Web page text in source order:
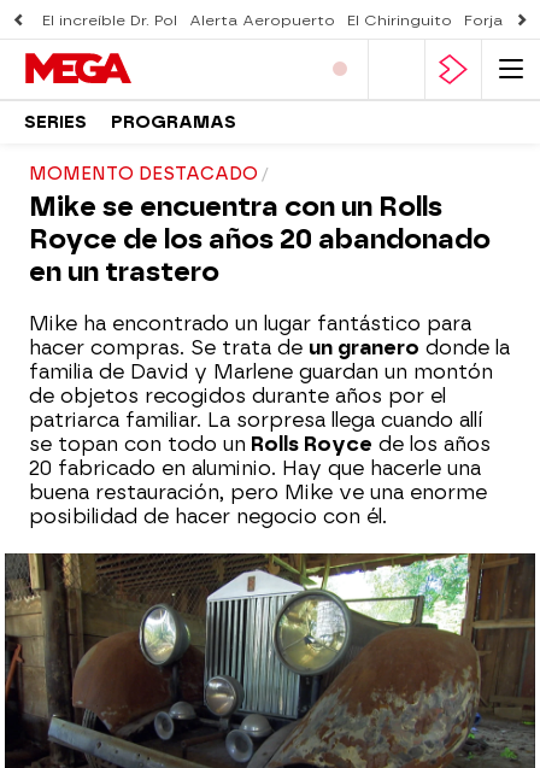
El increíble Dr. Pol Alerta Aeropuerto El Chiringuito Forjado
SERIES PROGRAMAS
MOMENTO DESTACADO
Mike se encuentra con un Rolls
Royce de los años 20 abandonado
en un trastero
Mike ha encontrado un lugar fantástico para
hacer compras. Se trata de un granero donde la
familia de David y Marlene guardan un montón
de objetos recogidos durante años por el
patriarca familiar. La sorpresa llega cuando allí
se topan con todo un Rolls Royce de los años
20 fabricado en aluminio. Hay que hacerle una
buena restauración, pero Mike ve una enorme
posibilidad de hacer negocio con él.
mega
Madrid